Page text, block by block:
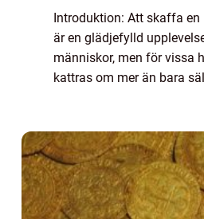
Introduktion: Att skaffa
är en glädjefylld
människor, men för vissa
kattras om mer än bara
kattrasen&#...